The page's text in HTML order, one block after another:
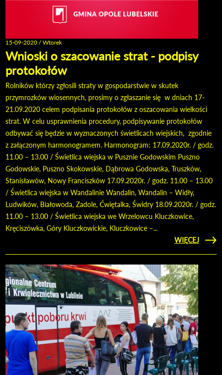
15-09-2020 / Wtorek
Wnioski o szacowanie strat - podpisy
protokołów
Rolników którzy zgłosili straty w gospodarstwie w skutek
przymrozków wiosennych, prosimy o zgłaszanie się w dniach 17-
21.09.2020 celem podpisania protokołów z oszacowania wielkości
strat. W celu usprawnienia procedury, podpisywanie protokołów
odbywać się będzie w wyznaczonych świetlicach wiejskich, zgodnie
z załączonym harmonogramem. Harmonogram: 17.09.2020r. / godz.
11.00 – 13.00 / Świetlica wiejska w Pusznie Godowskim Puszno
Godowskie, Puszno Skokowskie, Dąbrowa Godowska, Truszków,
Stanisławów, Nowy Franciszków 17.09.2020r. / godz. 11.00 – 13.00
/ Świetlica wiejska w Wandalinie Wandalin, Wandalin – Widły,
Ludwików, Białowoda, Zadole, Ćwiętalka, Świdry 18.09.2020r. / godz.
11.00 – 13.00 / Świetlica wiejska we Wrzelowcu Kluczkowice,
Kręciszówka, Góry Kluczkowickie, Kluczkowice –...
CZYTAJ
WIĘCEJ
O